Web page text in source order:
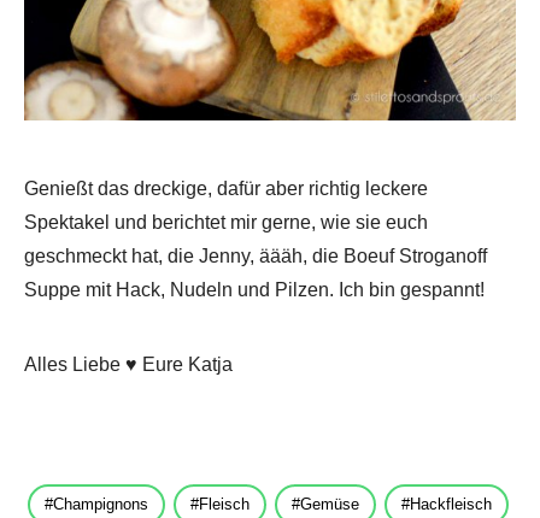
Genießt das dreckige, dafür aber richtig leckere
Spektakel und berichtet mir gerne, wie sie euch
geschmeckt hat, die Jenny, äääh, die Boeuf Stroganoff
Suppe mit Hack, Nudeln und Pilzen. Ich bin gespannt!
Alles Liebe ♥ Eure Katja
Champignons Fleisch Gemüse Hackfleisch